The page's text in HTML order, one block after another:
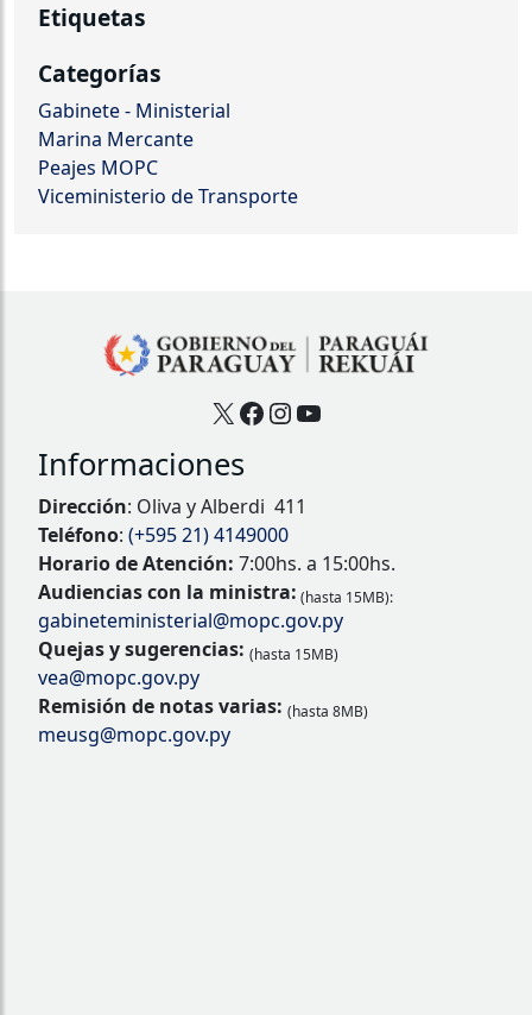
Etiquetas
Categorías
Gabinete - Ministerial
Marina Mercante
Peajes MOPC
Viceministerio de Transporte
X Facebook
Instagram
YouTube
Informaciones
Dirección: Oliva y Alberdi 411
Teléfono: (+595 21) 4149000
Horario de Atención: 7:00hs. a 15:00hs.
Audiencias con la ministra: (hasta 15MB):
gabineteministerial@mopc.gov.py
Quejas y sugerencias: (hasta 15MB)
vea@mopc.gov.py
Remisión de notas varias: (hasta 8MB)
meusg@mopc.gov.py